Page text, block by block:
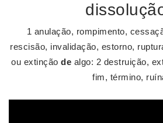
1 anulação, rompimento,
rescisão, invalidação, estorno,
ou extinçãode algo: 2 destruição,
fim, término,